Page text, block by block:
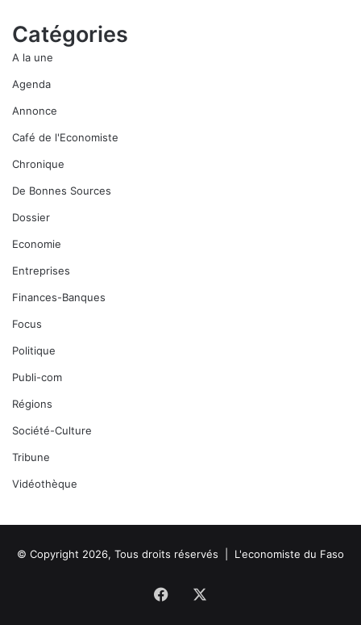
Catégories
A la une
Agenda
Annonce
Café de l'Economiste
Chronique
De Bonnes Sources
Dossier
Economie
Entreprises
Finances-Banques
Focus
Politique
Publi-com
Régions
Société-Culture
Tribune
Vidéothèque
© Copyright 2026, Tous droits réservés | L'economiste du Faso
Facebook